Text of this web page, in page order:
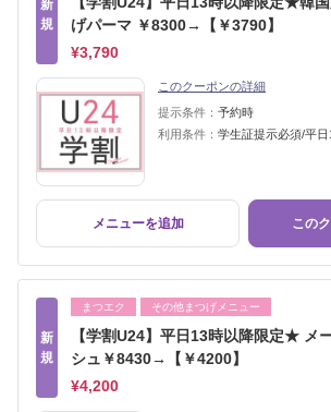
新
規
げパーマ ￥8300→【￥3790】
¥3,790
このクーポンの詳細
提示条件： 予約時
利用条件： 学生証提示必須/平
メニューを追加 この
新
規
まつエク その他まつげメニュー
【学割U24】平日13時以降限定★ メ
シュ￥8430→【￥4200】
¥4,200